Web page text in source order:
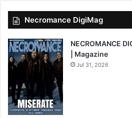
Necromance DigiMag
NECROMANCE
| Magazine
Jul 31, 2026